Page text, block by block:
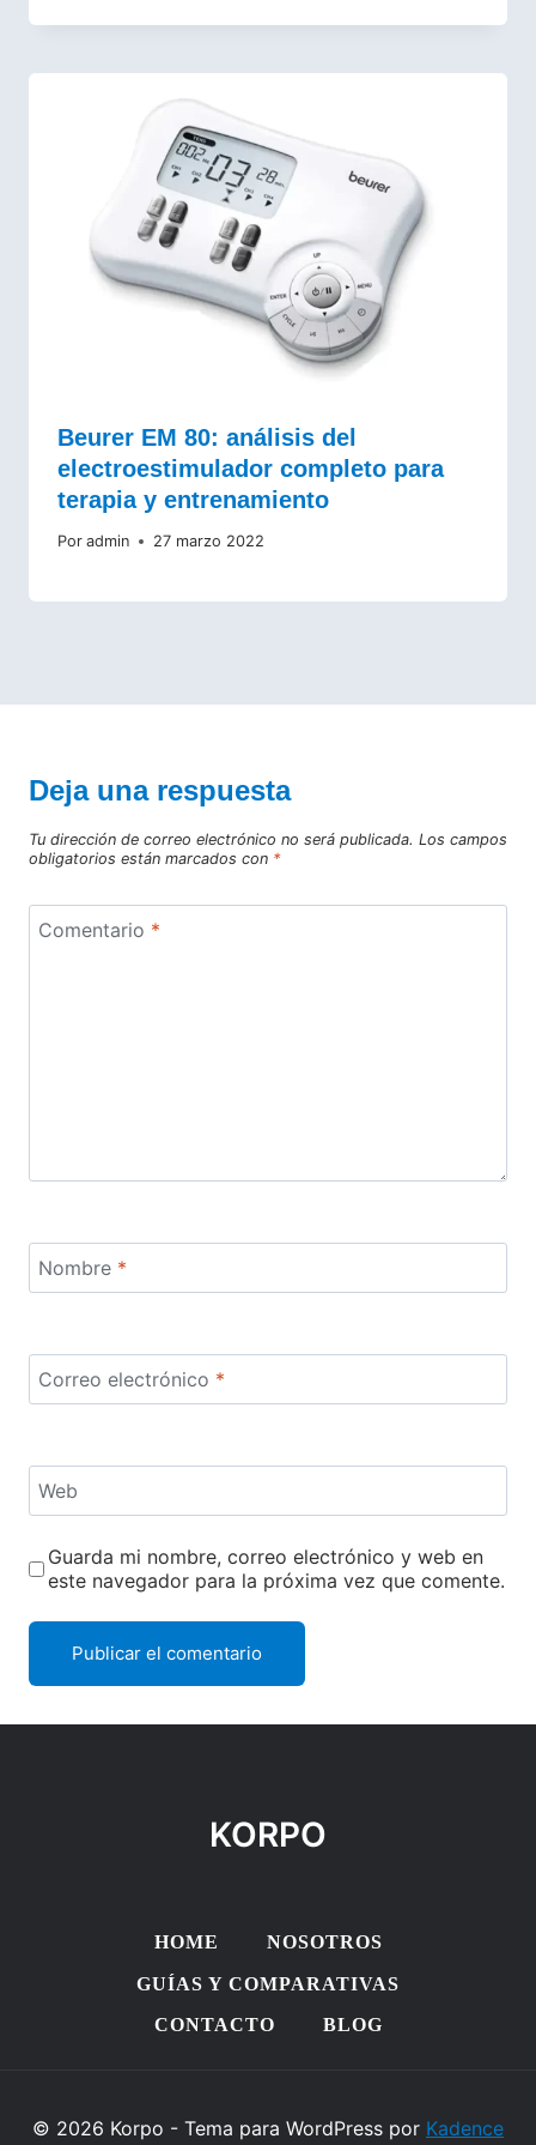
Beurer EM 80: análisis del
electroestimulador completo para
terapia y entrenamiento
Por admin 27 marzo 2022
Deja una respuesta
Tu dirección de correo electrónico no será publicada. Los campos
obligatorios están marcados con *
Comentario *
Nombre *
Correo electrónico *
Web
Guarda mi nombre, correo electrónico y web en
este navegador para la próxima vez que comente.
KORPO
HOME NOSOTROS
GUÍAS Y COMPARATIVAS
CONTACTO BLOG
© 2026 Korpo - Tema para WordPress por Kadence